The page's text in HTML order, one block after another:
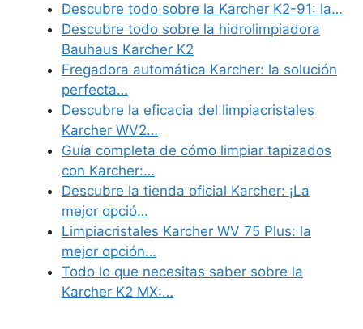
Descubre todo sobre la Karcher K2-91: la…
Descubre todo sobre la hidrolimpiadora
Bauhaus Karcher K2
Fregadora automática Karcher: la solución
perfecta…
Descubre la eficacia del limpiacristales
Karcher WV2…
Guía completa de cómo limpiar tapizados
con Karcher:…
Descubre la tienda oficial Karcher: ¡La
mejor opció…
Limpiacristales Karcher WV 75 Plus: la
mejor opción…
Todo lo que necesitas saber sobre la
Karcher K2 MX:…